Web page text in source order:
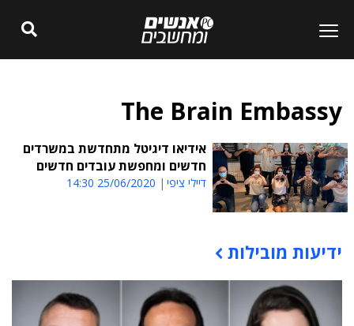
The Brain Embassy
אידיאו דיגיטל מתחדשת במשרדים
חדשים ומחפשת עובדים חדשים
דיילי ציפי 25/06/2020 14:30
תוכן פרסומי
ידיעות מובילות